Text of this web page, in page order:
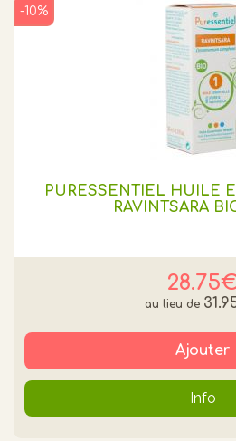
PURESSENTIEL HUILE
RAVINTSARA
-10%
Ajouter
Info